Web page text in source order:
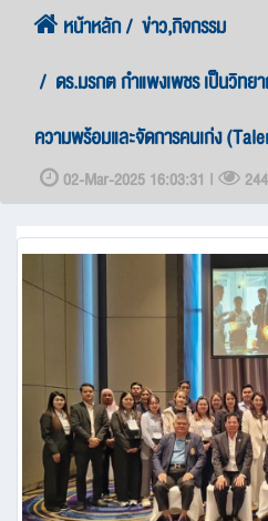
หน้าหลัก
ข่าว,กิจกรรม
ดร.มรกต กำแพงเพชร เป็นวิทย
ความพร้อมและจัดการคนเก่ง
02-Mar-2025 16:03:31 |